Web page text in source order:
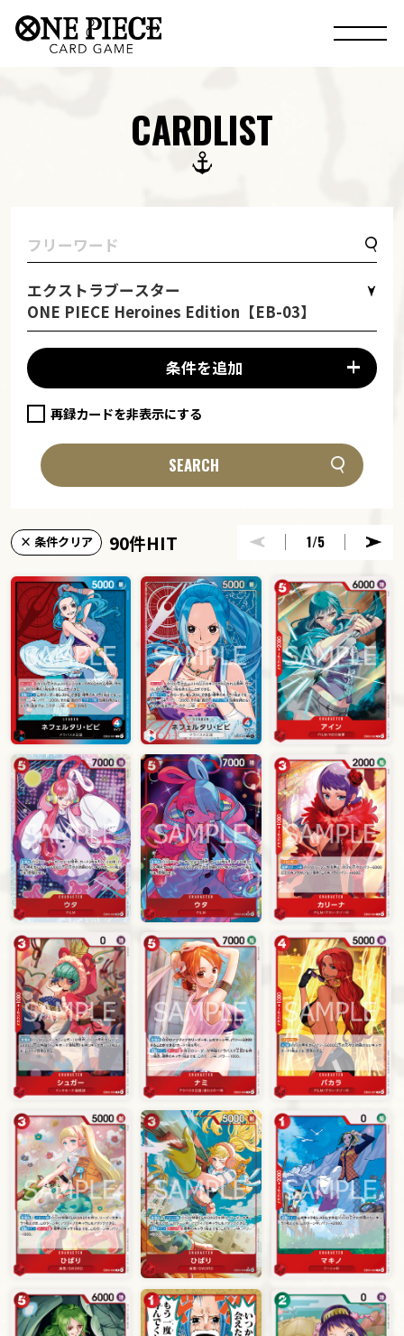
CARDLIST
エクストラブースター
ONE PIECE Heroines Edition【EB-03】
条件を追加
再録カードを非表示にする
SEARCH
× 条件クリア 90件HIT 1/5